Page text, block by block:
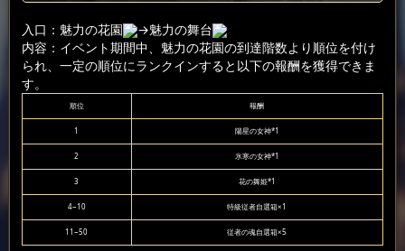
入口：魅力の花園
→魅力の舞台
内容：イベント期間中、魅力の花園の到達階数より順位を付け
られ、一定の順位にランクインすると以下の報酬を獲得できま
す。
順位 報酬
1 陽星の女神*1
2 氷寒の女神*1
3 花の舞姫*1
4~10 特級従者自選箱×1
11~50 従者の魂自選箱×5